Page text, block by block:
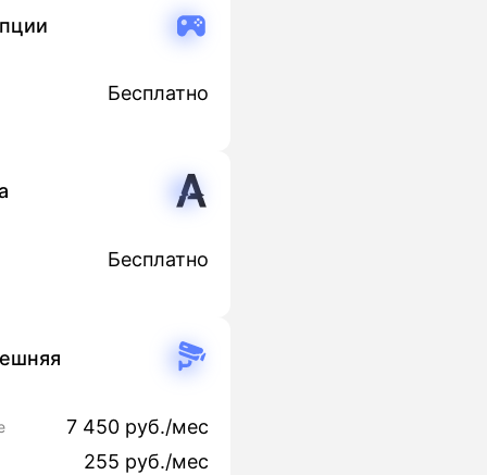
Бесплатно
Бесплатно
7 450 руб./мес
255 руб./мес